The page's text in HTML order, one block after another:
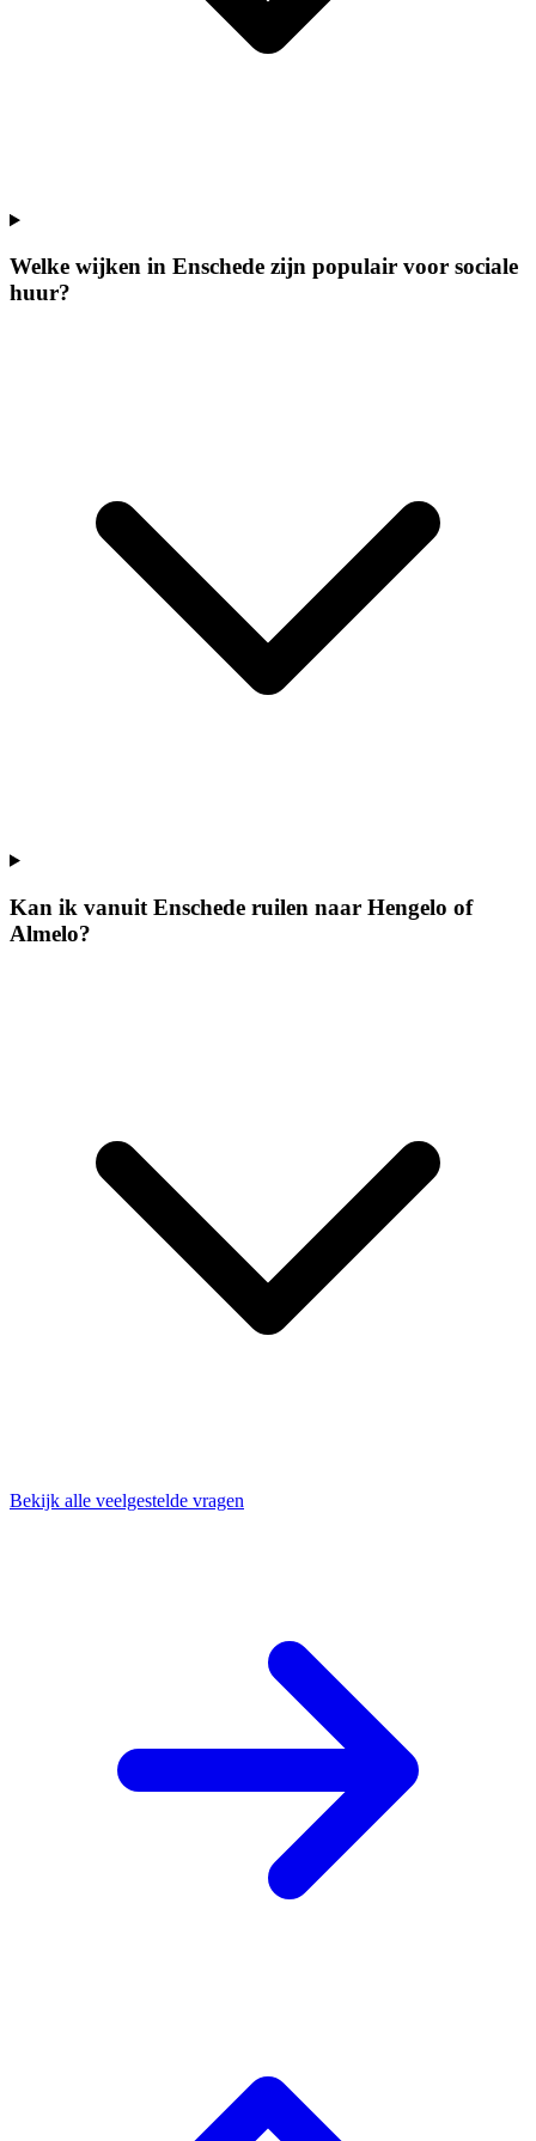
Welke wijken in Enschede zijn populair voor sociale
huur?
Kan ik vanuit Enschede ruilen naar Hengelo of
Almelo?
Bekijk alle veelgestelde vragen